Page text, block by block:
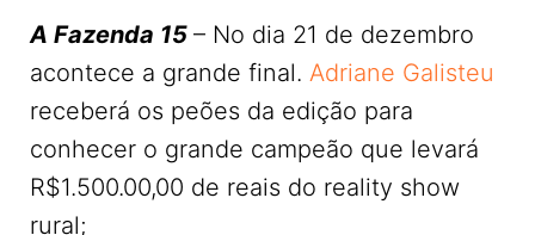
A Fazenda 15 – No dia 21 de dezembro
acontece a grande final. Adriane Galisteu
receberá os peões da edição para
conhecer o grande campeão que levará
R$1.500.00,00 de reais do reality show
rural;